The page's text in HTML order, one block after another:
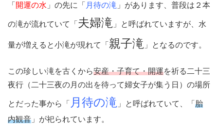
「 開運の水 」の先に「 月待の滝 」があります、普段は２本
の滝が流れていて「 夫婦滝 」と呼ばれていますが、水
量が増えると小滝が現れて「 親子滝 」となるのです。
この珍しい滝を古くから安産・子育て・開運を祈る二十三
夜行（二十三夜の月の出を待って婦女子が集う日）の場所
とだった事から「 月待の滝 」と呼ばれていて、「 胎
内観音 」が祀られています。